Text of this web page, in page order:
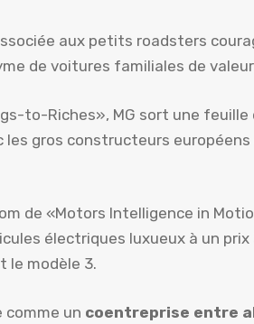
aux petits roadsters
de voitures familiales de
to-Riches», MG sort une
les gros constructeurs européens
de «Motors Intelligence in
électriques luxueux à un
le modèle 3.
comme un coentreprise entre